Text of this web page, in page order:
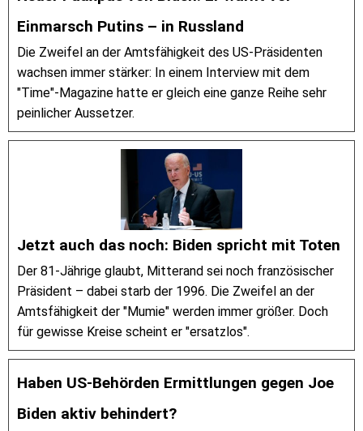
Einmarsch Putins – in Russland
Die Zweifel an der Amtsfähigkeit des US-Präsidenten
wachsen immer stärker: In einem Interview mit dem
"Time"-Magazine hatte er gleich eine ganze Reihe sehr
peinlicher Aussetzer.
Jetzt auch das noch: Biden spricht mit Toten
Der 81-Jährige glaubt, Mitterand sei noch französischer
Präsident – dabei starb der 1996. Die Zweifel an der
Amtsfähigkeit der "Mumie" werden immer größer. Doch
für gewisse Kreise scheint er "ersatzlos".
Haben US-Behörden Ermittlungen gegen Joe
Biden aktiv behindert?